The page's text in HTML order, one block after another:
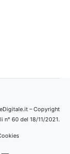
– Copyright
n° 60 del 18/11/2021.